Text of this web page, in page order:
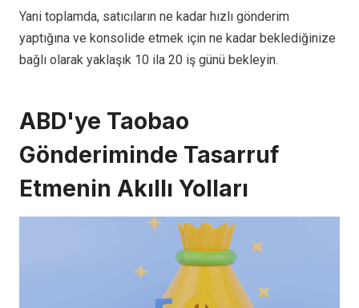
Yani toplamda, satıcıların ne kadar hızlı gönderim
yaptığına ve konsolide etmek için ne kadar beklediğinize
bağlı olarak yaklaşık 10 ila 20 iş günü bekleyin.
ABD'ye Taobao
Gönderiminde Tasarruf
Etmenin Akıllı Yolları